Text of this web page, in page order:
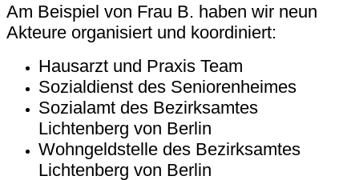
Am Beispiel von Frau B. haben wir neun
Akteure organisiert und koordiniert:
Hausarzt und Praxis Team
Sozialdienst des Seniorenheimes
Sozialamt des Bezirksamtes
Lichtenberg von Berlin
Wohngeldstelle des Bezirksamtes
Lichtenberg von Berlin